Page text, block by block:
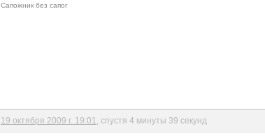
Сапожник без сапог
19 октября 2009 г. 19:01 , спустя 4 минуты 39 секунд